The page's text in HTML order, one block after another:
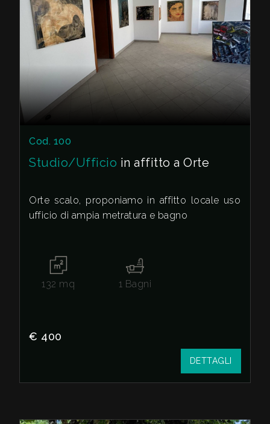
Cod. 100
Studio/Ufficio in affitto a Orte
Orte scalo, proponiamo in affitto locale uso
ufficio di ampia metratura e bagno
132 mq 1 Bagni
€ 400
DETTAGLI